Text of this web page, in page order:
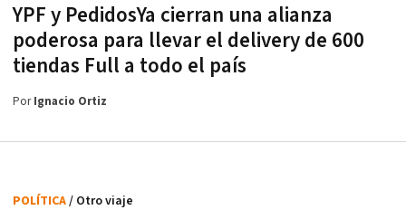
YPF y PedidosYa cierran una alianza
poderosa para llevar el delivery de 600
tiendas Full a todo el país
PorIgnacio Ortiz
POLÍTICA/ Otro viaje